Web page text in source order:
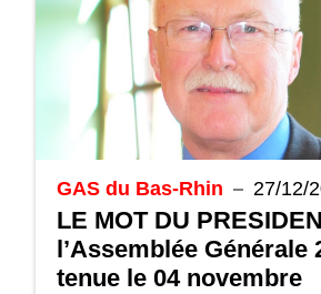
GAS du Bas-Rhin 27/12/
LE MOT DU
l’Assemblée Générale
tenue le 04 novembre